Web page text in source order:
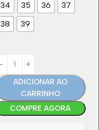
34
35 36
37
38
39
ADICIONAR AO
CARRINHO
COMPRE AGORA